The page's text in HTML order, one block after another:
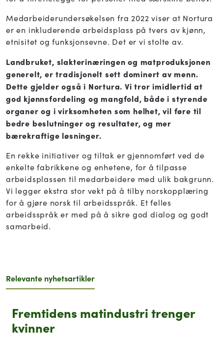
Medarbeiderundersøkelsen fra 2022 viser at Nortura
er en inkluderende arbeidsplass på tvers av kjønn,
etnisitet og funksjonsevne. Det er vi stolte av.
Landbruket, slakterinæringen og matproduksjonen
generelt, er tradisjonelt sett dominert av menn.
Dette gjelder også i Nortura. Vi tror imidlertid at
god kjønnsfordeling og mangfold, både i styrende
organer og i virksomheten som helhet, vil føre til
bedre beslutninger og resultater, og mer
bærekraftige løsninger.
En rekke initiativer og tiltak er gjennomført ved de
enkelte fabrikkene og enhetene, for å tilpasse
arbeidsplassen til medarbeidere med ulik bakgrunn.
Vi legger ekstra stor vekt på å tilby norskopplæring
for å gjøre norsk til arbeidsspråk. Et felles
arbeidsspråk er med på å sikre god dialog og godt
samarbeid.
Relevante nyhetsartikler
Fremtidens matindustri trenger
kvinner